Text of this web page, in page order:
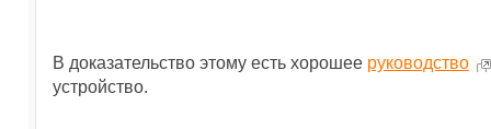
В доказательство этому есть хорошее руководство
устройство.